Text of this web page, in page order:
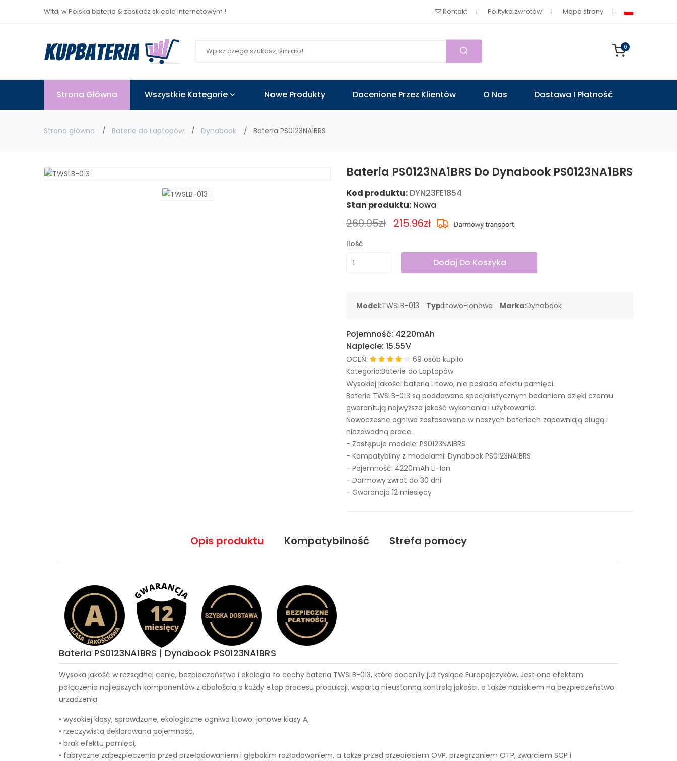
Witaj w Polska bateria & zasilacz sklepie internetowym ! Kontakt Polityka zwrotów Mapa strony
0
Strona Główna Wszystkie Kategorie Nowe Produkty Docenione Przez Klientów O Nas Dostawa I Płatność
Strona główna Baterie do Laptopów Dynabook Bateria PS0123NA1BRS
Bateria PS0123NA1BRS Do Dynabook PS0123NA1BRS
Kod produktu: DYN23FE1854
Stan produktu: Nowa
269.95zł 215.96zł
Ilość
Dodaj Do Koszyka
Model:TWSLB-013 Typ:litowo-jonowa Marka:Dynabook
Pojemność: 4220mAh
Napięcie: 15.55V
OCEŃ:
69 osób kupiło
Kategoria:Baterie do Laptopów
Wysokiej jakości bateria Litowo, nie posiada efektu pamięci.
Baterie TWSLB-013 są poddawane specjalistycznym badaniom dzięki czemu
gwarantują najwyższa jakość wykonania i użytkowania.
Nowoczesne ogniwa zastosowane w naszych bateriach zapewniają długą i
niezawodną prace.
- Zastępuje modele: PS0123NA1BRS
- Kompatybilny z modelami: Dynabook PS0123NA1BRS
- Pojemność: 4220mAh Li-Ion
- Darmowy zwrot do 30 dni
- Gwarancja 12 miesięcy
Opis produktu Kompatybilność Strefa pomocy
Bateria PS0123NA1BRS | Dynabook PS0123NA1BRS
Wysoka jakość w rozsądnej cenie, bezpieczeństwo i ekologia to cechy bateria TWSLB-013, które doceniły już tysiące Europejczyków. Jest ona efektem
połączenia najlepszych komponentów z dbałością o każdy etap procesu produkcji, wspartą nieustanną kontrolą jakości, a także naciskiem na bezpieczeństwo
urządzenia.
• wysokiej klasy, sprawdzone, ekologiczne ogniwa litowo-jonowe klasy A,
• rzeczywista deklarowana pojemność,
• brak efektu pamięci,
• fabryczne zabezpieczenia przed przeładowaniem i głębokim rozładowaniem, a także przed przepięciem OVP, przegrzaniem OTP, zwarciem SCP i